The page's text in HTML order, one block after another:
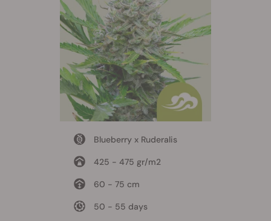
Blueberry x Ruderalis
425 - 475 gr/m2
60 - 75 cm
50 - 55 days